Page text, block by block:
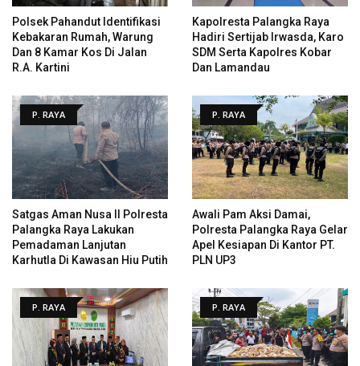
Polsek Pahandut Identifikasi
Kebakaran Rumah, Warung
Dan 8 Kamar Kos Di Jalan
R.A. Kartini
Kapolresta Palangka Raya
Hadiri Sertijab Irwasda, Karo
SDM Serta Kapolres Kobar
Dan Lamandau
P. RAYA
Satgas Aman Nusa II Polresta
Palangka Raya Lakukan
Pemadaman Lanjutan
Karhutla Di Kawasan Hiu Putih
P. RAYA
Awali Pam Aksi Damai,
Polresta Palangka Raya Gelar
Apel Kesiapan Di Kantor PT.
PLN UP3
P. RAYA P. RAYA